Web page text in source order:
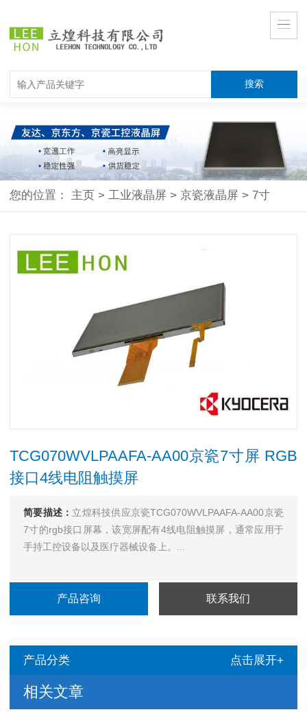
您的位置： 主页 > 工业液晶屏 > 京瓷液晶屏 > 7寸
TCG070WVLPAAFA-AA00京瓷7寸屏 RGB
接口4线电阻触摸屏
简要描述： 立煌科技供应京瓷TCG070WVLPAAFA-AA00京瓷
7寸的rgb接口屏幕，该宽屏配有4线电阻触摸屏，通常应用于
手持工控设备以及医疗器械设备上。...
产品咨询 联系我们
产品分类 点击展开+
相关文章